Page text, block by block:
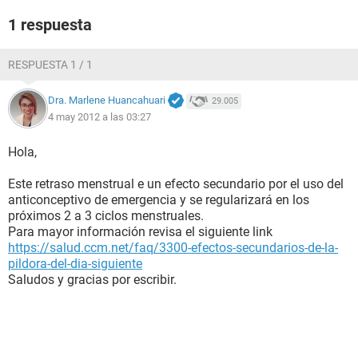
1 respuesta
RESPUESTA 1 / 1
Dra. Marlene Huancahuari 29.005
4 may 2012 a las 03:27
Hola,
Este retraso menstrual e un efecto secundario por el uso del
anticonceptivo de emergencia y se regularizará en los
próximos 2 a 3 ciclos menstruales.
Para mayor información revisa el siguiente link
https://salud.ccm.net/faq/3300-efectos-secundarios-de-la-
pildora-del-dia-siguiente
Saludos y gracias por escribir.